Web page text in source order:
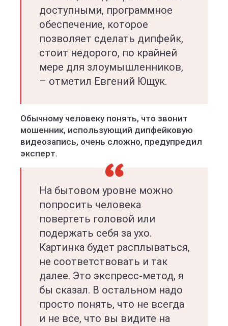
доступными, программное
обеспечение, которое
позволяет сделать дипфейк,
стоит недорого, по крайней
мере для злоумышленников,
– отметил Евгений Ющук.
Обычному человеку понять, что звонит
мошенник, использующий дипфейковую
видеозапись, очень сложно, предупредил
эксперт.
На бытовом уровне можно
попросить человека
повертеть головой или
подержать себя за ухо.
Картинка будет расплываться,
не соответствовать и так
далее. Это экспресс-метод, я
бы сказал. В остальном надо
просто понять, что не всегда
и не все, что вы видите на